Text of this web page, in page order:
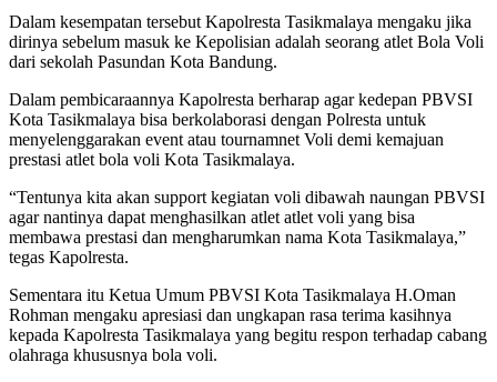
Dalam kesempatan tersebut Kapolresta Tasikmalaya mengaku jika
dirinya sebelum masuk ke Kepolisian adalah seorang atlet Bola Voli
dari sekolah Pasundan Kota Bandung.
Dalam pembicaraannya Kapolresta berharap agar kedepan PBVSI
Kota Tasikmalaya bisa berkolaborasi dengan Polresta untuk
menyelenggarakan event atau tournamnet Voli demi kemajuan
prestasi atlet bola voli Kota Tasikmalaya.
“Tentunya kita akan support kegiatan voli dibawah naungan PBVSI
agar nantinya dapat menghasilkan atlet atlet voli yang bisa
membawa prestasi dan mengharumkan nama Kota Tasikmalaya,”
tegas Kapolresta.
Sementara itu Ketua Umum PBVSI Kota Tasikmalaya H.Oman
Rohman mengaku apresiasi dan ungkapan rasa terima kasihnya
kepada Kapolresta Tasikmalaya yang begitu respon terhadap cabang
olahraga khususnya bola voli.